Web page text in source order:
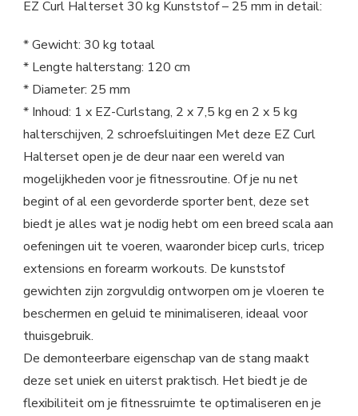
EZ Curl Halterset 30 kg Kunststof – 25 mm in detail:
* Gewicht: 30 kg totaal
* Lengte halterstang: 120 cm
* Diameter: 25 mm
* Inhoud: 1 x EZ-Curlstang, 2 x 7,5 kg en 2 x 5 kg
halterschijven, 2 schroefsluitingen Met deze EZ Curl
Halterset open je de deur naar een wereld van
mogelijkheden voor je fitnessroutine. Of je nu net
begint of al een gevorderde sporter bent, deze set
biedt je alles wat je nodig hebt om een breed scala aan
oefeningen uit te voeren, waaronder bicep curls, tricep
extensions en forearm workouts. De kunststof
gewichten zijn zorgvuldig ontworpen om je vloeren te
beschermen en geluid te minimaliseren, ideaal voor
thuisgebruik.
De demonteerbare eigenschap van de stang maakt
deze set uniek en uiterst praktisch. Het biedt je de
flexibiliteit om je fitnessruimte te optimaliseren en je